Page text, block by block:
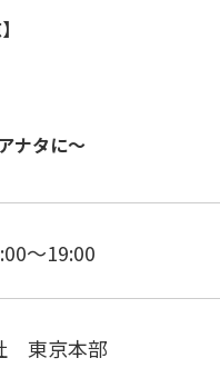
ナタに～
～19:00
東京本部